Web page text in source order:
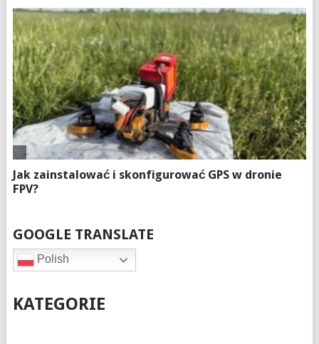
GOOGLE TRANSLATE
Polish
KATEGORIE